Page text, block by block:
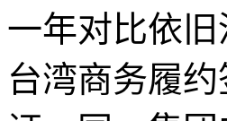
一年对比依
台湾商务履